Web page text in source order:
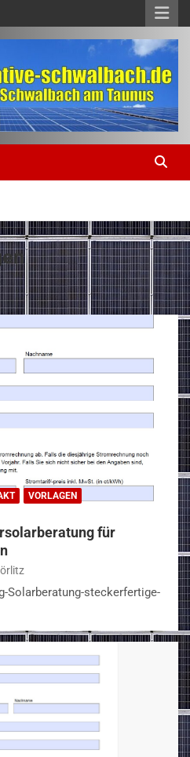
VORLAGEN
für
Solarberatung-steckerfertige-